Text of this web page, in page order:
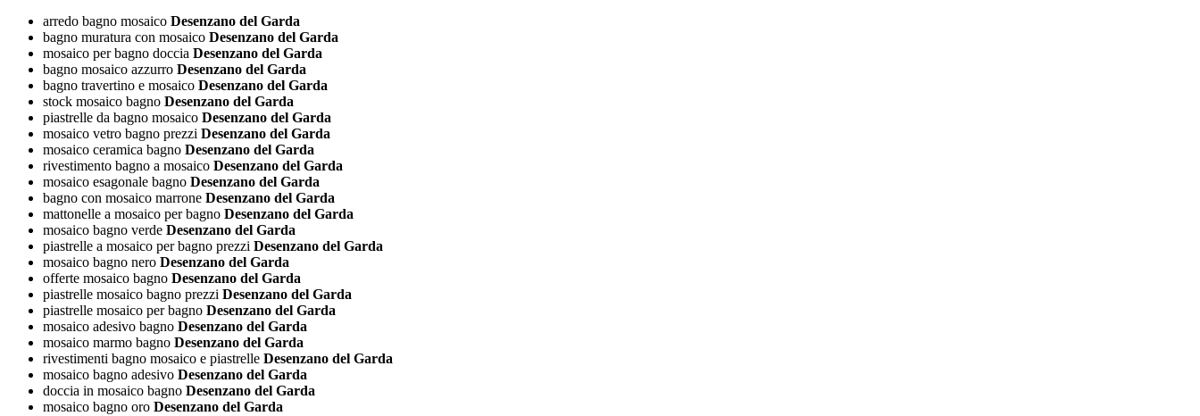
arredo bagno mosaico Desenzano del Garda
bagno muratura con mosaico Desenzano del Garda
mosaico per bagno doccia Desenzano del Garda
bagno mosaico azzurro Desenzano del Garda
bagno travertino e mosaico Desenzano del Garda
stock mosaico bagno Desenzano del Garda
piastrelle da bagno mosaico Desenzano del Garda
mosaico vetro bagno prezzi Desenzano del Garda
mosaico ceramica bagno Desenzano del Garda
rivestimento bagno a mosaico Desenzano del Garda
mosaico esagonale bagno Desenzano del Garda
bagno con mosaico marrone Desenzano del Garda
mattonelle a mosaico per bagno Desenzano del Garda
mosaico bagno verde Desenzano del Garda
piastrelle a mosaico per bagno prezzi Desenzano del Garda
mosaico bagno nero Desenzano del Garda
offerte mosaico bagno Desenzano del Garda
piastrelle mosaico bagno prezzi Desenzano del Garda
piastrelle mosaico per bagno Desenzano del Garda
mosaico adesivo bagno Desenzano del Garda
mosaico marmo bagno Desenzano del Garda
rivestimenti bagno mosaico e piastrelle Desenzano del Garda
mosaico bagno adesivo Desenzano del Garda
doccia in mosaico bagno Desenzano del Garda
mosaico bagno oro Desenzano del Garda